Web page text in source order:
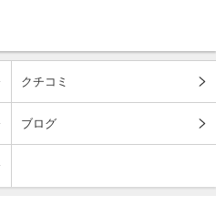
クチコミ
ブログ